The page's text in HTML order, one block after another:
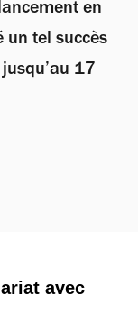
en
un tel succès
17
avec